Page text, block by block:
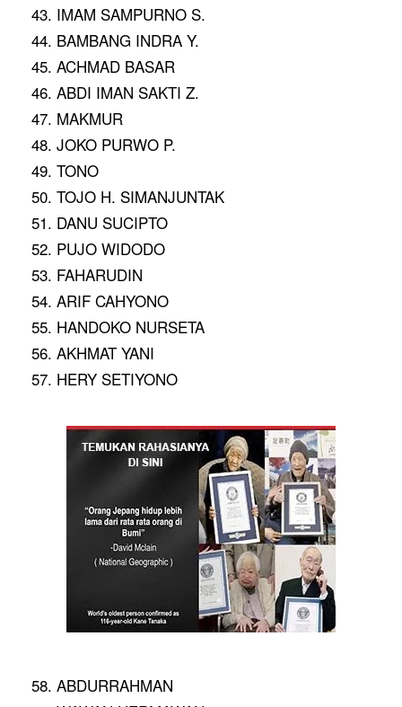
43. IMAM SAMPURNO S.
44. BAMBANG INDRA Y.
45. ACHMAD BASAR
46. ABDI IMAN SAKTI Z.
47. MAKMUR
48. JOKO PURWO P.
49. TONO
50. TOJO H. SIMANJUNTAK
51. DANU SUCIPTO
52. PUJO WIDODO
53. FAHARUDIN
54. ARIF CAHYONO
55. HANDOKO NURSETA
56. AKHMAT YANI
57. HERY SETIYONO
58. ABDURRAHMAN